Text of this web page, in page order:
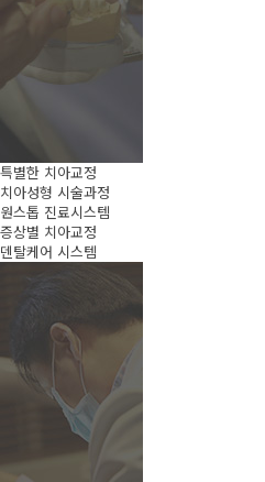
특별한 치아교정
치아성형 시술과정
원스톱 진료시스템
증상별 치아교정
덴탈케어 시스템